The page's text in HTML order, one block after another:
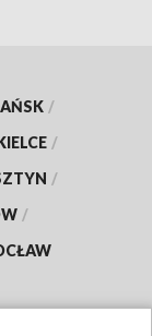
/
/
/
/